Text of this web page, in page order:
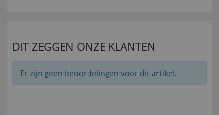
DIT ZEGGEN ONZE KLANTEN
Er zijn geen beoordelingen voor dit artikel.